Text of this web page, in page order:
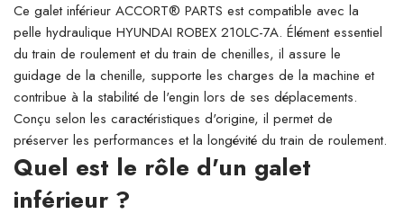
Ce galet inférieur ACCORT® PARTS est compatible avec la
pelle hydraulique HYUNDAI ROBEX 210LC-7A. Élément essentiel
du train de roulement et du train de chenilles, il assure le
guidage de la chenille, supporte les charges de la machine et
contribue à la stabilité de l'engin lors de ses déplacements.
Conçu selon les caractéristiques d'origine, il permet de
préserver les performances et la longévité du train de roulement.
Quel est le rôle d'un galet
inférieur ?